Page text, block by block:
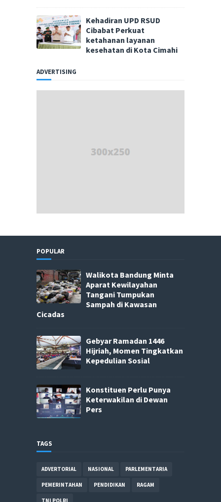
Kehadiran UPD RSUD
Cibabat Perkuat
ketahanan layanan
kesehatan di Kota Cimahi
ADVERTISING
POPULAR
Walikota Bandung Minta
Aparat Kewilayahan
Tangani Tumpukan
Sampah di Kawasan
Cicadas
Gebyar Ramadan 1446
Hijriah, Momen Tingkatkan
Kepedulian Sosial
Konstituen Perlu Punya
Keterwakilan di Dewan
Pers
TAGS
ADVERTORIAL NASIONAL PARLEMENTARIA
PEMERINTAHAN PENDIDIKAN RAGAM
TNI POLRI